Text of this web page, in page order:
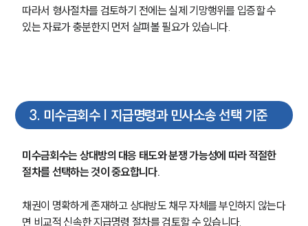
따라서 형사절차를 검토하기 전에는 실제 기망행위를 입증할 수
있는 자료가 충분한지 먼저 살펴볼 필요가 있습니다.
3. 미수금회수 | 지급명령과 민사소송 선택 기준
미수금회수는 상대방의 대응 태도와 분쟁 가능성에 따라 적절한
절차를 선택하는 것이 중요합니다.
채권이 명확하게 존재하고 상대방도 채무 자체를 부인하지 않는다
면 비교적 신속한 지급명령 절차를 검토할 수 있습니다.